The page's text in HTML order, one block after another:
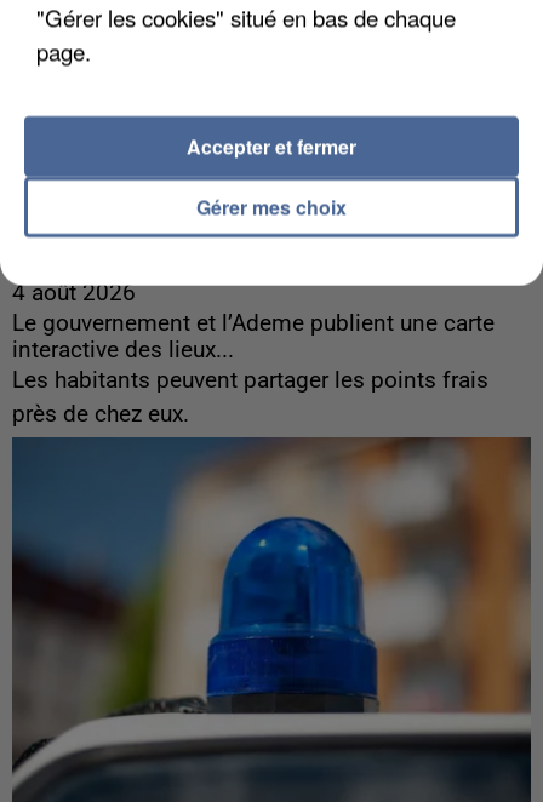
4 août 2026
Le gouvernement et l’Ademe publient une carte
interactive des lieux...
Les habitants peuvent partager les points frais
près de chez eux.
"Gérer les cookies" situé en bas de chaque
page.
Gérer mes choix
Accepter et fermer